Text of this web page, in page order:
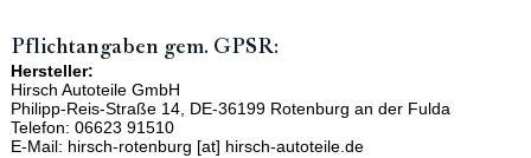
Pflichtangaben gem. GPSR:
Hersteller:
Hirsch Autoteile GmbH
Philipp-Reis-Straße 14, DE-36199 Rotenburg an der Fulda
Telefon: 06623 91510
E-Mail: hirsch-rotenburg [at] hirsch-autoteile.de